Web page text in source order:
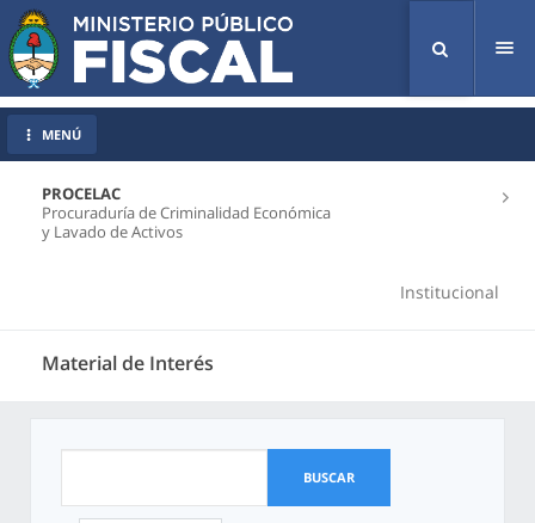
PROCELAC
Procuraduría de Criminalidad Económica
y Lavado de Activos
Institucional
Material de Interés
MENÚ
BUSCAR